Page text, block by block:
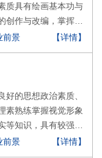
质具有绘画基本功与
创作与改编，掌挥分
、角色场景设计、表
算机图形、动漫设计
和相关应用领域知
计、网页设计等技
技术操作能力的技术
前景 【详情】
好的思想政治素质、
素熟练掌握视觉形象
等知识，具有较强的
计能力、界面创意设
前景 【详情】